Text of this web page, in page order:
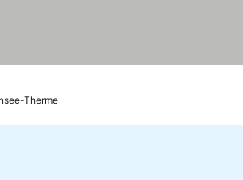
Therme